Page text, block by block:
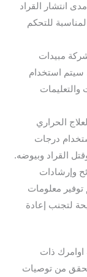
انتشار القراد
للتحكم
مبيدات
سيتم استخدام
والتعليمات
الحراري
درجات
القراد وبيوضه.
وإرشادات
توفير معلومات
لتجنب إعادة
اوامرك ذات
من توصيات